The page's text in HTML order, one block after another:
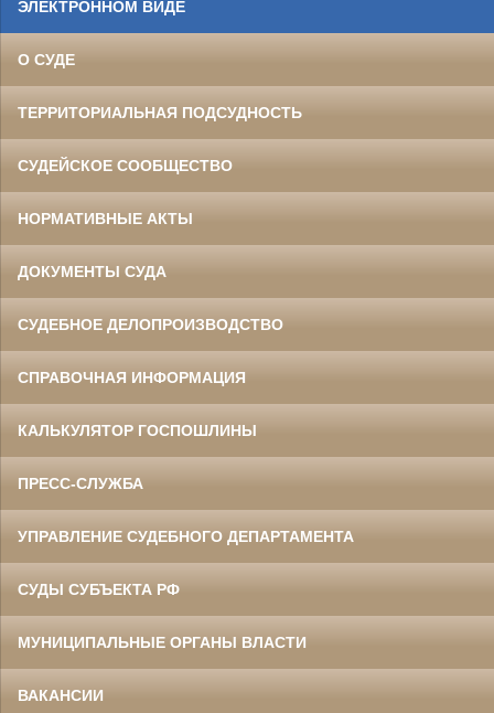
ЭЛЕКТРОННОМ ВИДЕ
О СУДЕ
ТЕРРИТОРИАЛЬНАЯ ПОДСУДНОСТЬ
СУДЕЙСКОЕ СООБЩЕСТВО
НОРМАТИВНЫЕ АКТЫ
ДОКУМЕНТЫ СУДА
СУДЕБНОЕ ДЕЛОПРОИЗВОДСТВО
СПРАВОЧНАЯ ИНФОРМАЦИЯ
КАЛЬКУЛЯТОР ГОСПОШЛИНЫ
ПРЕСС-СЛУЖБА
УПРАВЛЕНИЕ СУДЕБНОГО ДЕПАРТАМЕНТА
СУДЫ СУБЪЕКТА РФ
МУНИЦИПАЛЬНЫЕ ОРГАНЫ ВЛАСТИ
ВАКАНСИИ